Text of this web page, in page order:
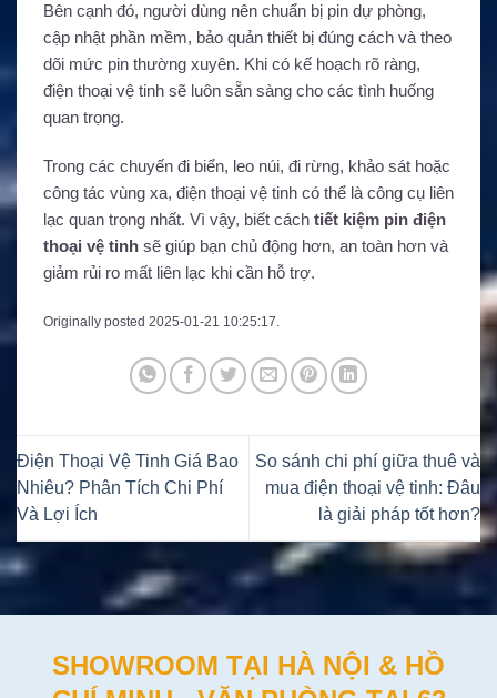
Bên cạnh đó, người dùng nên chuẩn bị pin dự phòng,
cập nhật phần mềm, bảo quản thiết bị đúng cách và theo
dõi mức pin thường xuyên. Khi có kế hoạch rõ ràng,
điện thoại vệ tinh sẽ luôn sẵn sàng cho các tình huống
quan trọng.
Trong các chuyến đi biển, leo núi, đi rừng, khảo sát hoặc
công tác vùng xa, điện thoại vệ tinh có thể là công cụ liên
lạc quan trọng nhất. Vì vậy, biết cách tiết kiệm pin điện
thoại vệ tinh sẽ giúp bạn chủ động hơn, an toàn hơn và
giảm rủi ro mất liên lạc khi cần hỗ trợ.
Originally posted 2025-01-21 10:25:17.
Điện Thoại Vệ Tinh Giá Bao
Nhiêu? Phân Tích Chi Phí
Và Lợi Ích
So sánh chi phí giữa thuê và
mua điện thoại vệ tinh: Đâu
là giải pháp tốt hơn?
SHOWROOM TẠI HÀ NỘI & HỒ